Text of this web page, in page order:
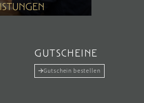
GUTSCHEINE
Gutschein bestellen